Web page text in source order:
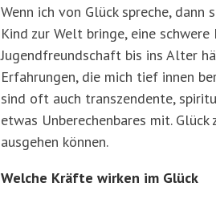
Wenn ich von Glück spreche,
Kind zur Welt bringe, eine
Jugendfreundschaft bis ins Alter
Erfahrungen, die mich tief innen
sind oft auch transzendente,
etwas Unberechenbares mit.
ausgehen können.
Welche Kräfte wirken im Glück